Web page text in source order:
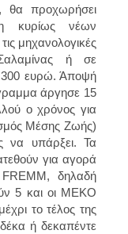
θα προχωρήσει
κυρίως νέων
μηχανολογικές
ή σε
300 ευρώ. Άποψή
άργησε 15
ο χρόνος για
Μέσης Ζωής)
να υπάρξει. Τα
για αγορά
FREMM, δηλαδή
5 και οι MEKO
το τέλος της
ή δεκαπέντε